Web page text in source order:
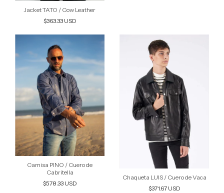
Jacket TATO / Cow Leather
$363.33 USD
Camisa PINO / Cuero de
Cabritella
$578.33 USD
Chaqueta LUIS / Cuero de Vaca
$371.67 USD